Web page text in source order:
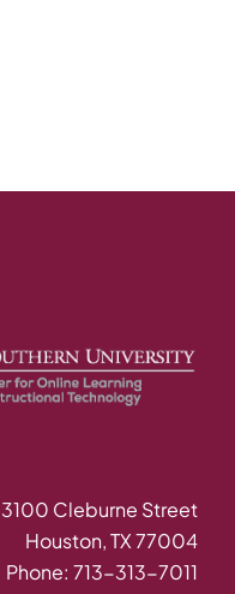
3100 Cleburne Street
Houston, TX 77004
Phone: 713-313-7011